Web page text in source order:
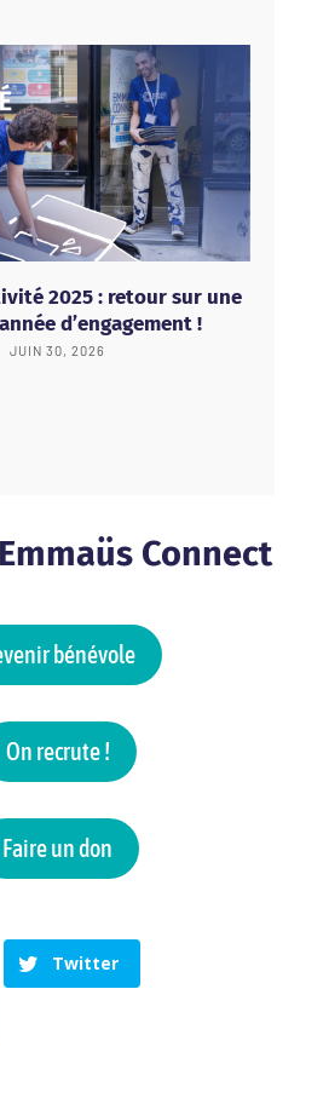
2025 : retour sur une
d’engagement !
JUIN 30, 2026
Connect
bénévole
On recrute !
Faire un don
Twitter